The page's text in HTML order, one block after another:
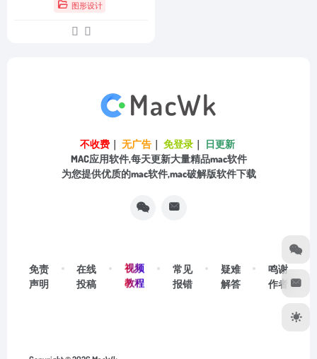
图形设计
不收费 ｜ 无广告 ｜ 免登录 ｜
日更新
MAC应用软件,每天更新大量精品mac软件
为您提供优质的mac软件,mac破解版软件下载
免责
声明
在线
投稿
视频
教程
常见
报错
疑难
解答
鸣谢
作者